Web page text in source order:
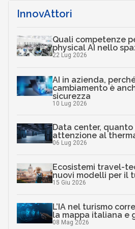
InnovAttori
Quali competenze
physical AI nello
22 Lug 2026
AI in azienda,
cambiamento è
sicurezza
10 Lug 2026
Data center, quanto
attenzione al
06 Lug 2026
Ecosistemi travel-
nuovi modelli per il
15 Giu 2026
L’IA nel turismo
la mappa italiana e
08 Mag 2026